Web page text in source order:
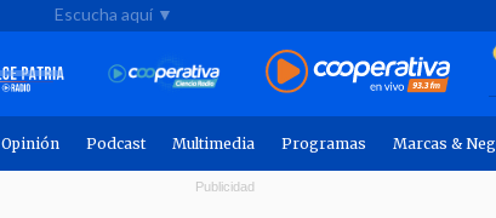
Escucha aquí ▼
Opinión Podcast Multimedia Programas Marcas &